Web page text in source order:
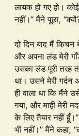
लायक हो गए हो।
नहीं।” मैंने पूछा,
दो दिन बाद मैं
और अपना लंड मेरी
उसका लंड पूरी तरह
था। उसने मेरी
ही वाला था कि मैंने
गया, और माही मेरी
के लिए तैयार नहीं
भी नहीं।” मैंने कहा,